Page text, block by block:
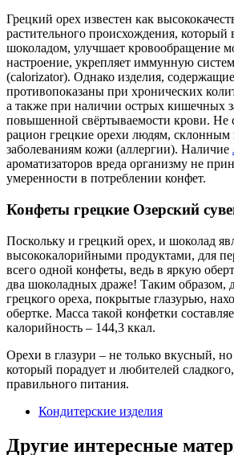
Грецкий орех известен как
растительного происхождения, который
шоколадом, улучшает кровообращение
настроение, укрепляет иммунную
(calorizator). Однако изделия,
противопоказаны при хронических
а также при наличии острых кишечных
повышенной свёртываемости крови. Не
рацион грецкие орехи людям, склонным
заболеваниям кожи (аллергии). Наличие
ароматизаторов вреда организму не
умеренности в потреблении конфет.
Конфеты грецкие Озерский
Поскольку и грецкий орех, и шоколад
высококалорийными продуктами, для
всего одной конфеты, ведь в яркую
два шоколадных драже! Таким образом,
грецкого ореха, покрытые глазурью,
обертке. Масса такой конфетки
калорийность – 144,3 ккал.
Орехи в глазури – не только вкусный,
который порадует и любителей
правильного питания.
Кондитерские изделия
Другие интересные